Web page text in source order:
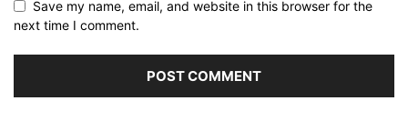
Save my name, email, and website in this browser for the
next time I comment.